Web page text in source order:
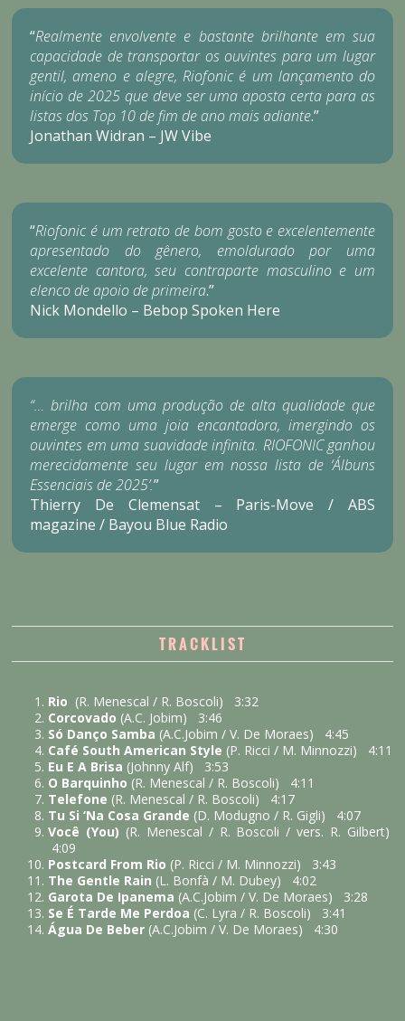
“Realmente envolvente e bastante brilhante em sua
capacidade de transportar os ouvintes para um lugar
gentil, ameno e alegre, Riofonic é um lançamento do
início de 2025 que deve ser uma aposta certa para as
listas dos Top 10 de fim de ano mais adiante.”
Jonathan Widran – JW Vibe
“Riofonic é um retrato de bom gosto e excelentemente
apresentado do gênero, emoldurado por uma
excelente cantora, seu contraparte masculino e um
elenco de apoio de primeira.”
Nick Mondello – Bebop Spoken Here
“… brilha com uma produção de alta qualidade que
emerge como uma joia encantadora, imergindo os
ouvintes em uma suavidade infinita. RIOFONIC ganhou
merecidamente seu lugar em nossa lista de ‘Álbuns
Essenciais de 2025’.”
Thierry De Clemensat – Paris-Move / ABS
magazine / Bayou Blue Radio
TRACKLIST
Rio (R. Menescal / R. Boscoli) 3:32
Corcovado (A.C. Jobim) 3:46
Só Danço Samba (A.C.Jobim / V. De Moraes) 4:45
Café South American Style (P. Ricci / M. Minnozzi) 4:11
Eu E A Brisa (Johnny Alf) 3:53
O Barquinho (R. Menescal / R. Boscoli) 4:11
Telefone (R. Menescal / R. Boscoli) 4:17
Tu Si ‘Na Cosa Grande (D. Modugno / R. Gigli) 4:07
Você (You) (R. Menescal / R. Boscoli / vers. R. Gilbert)
4:09
Postcard From Rio (P. Ricci / M. Minnozzi) 3:43
The Gentle Rain (L. Bonfà / M. Dubey) 4:02
Garota De Ipanema (A.C.Jobim / V. De Moraes) 3:28
Se É Tarde Me Perdoa (C. Lyra / R. Boscoli) 3:41
Água De Beber (A.C.Jobim / V. De Moraes) 4:30